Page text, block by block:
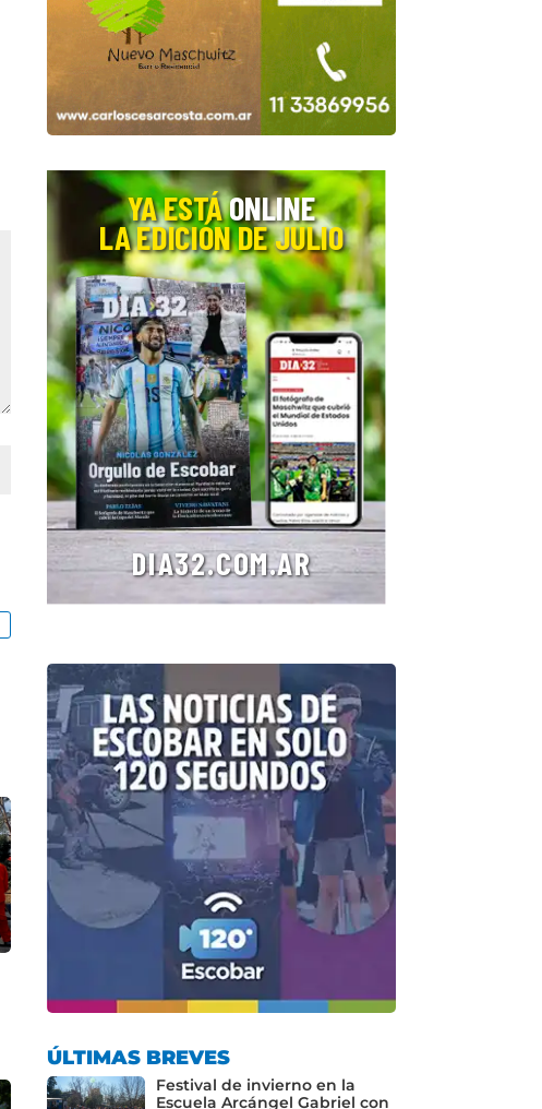
ÚLTIMAS BREVES
Festival de invierno en la
Escuela Arcángel Gabriel con